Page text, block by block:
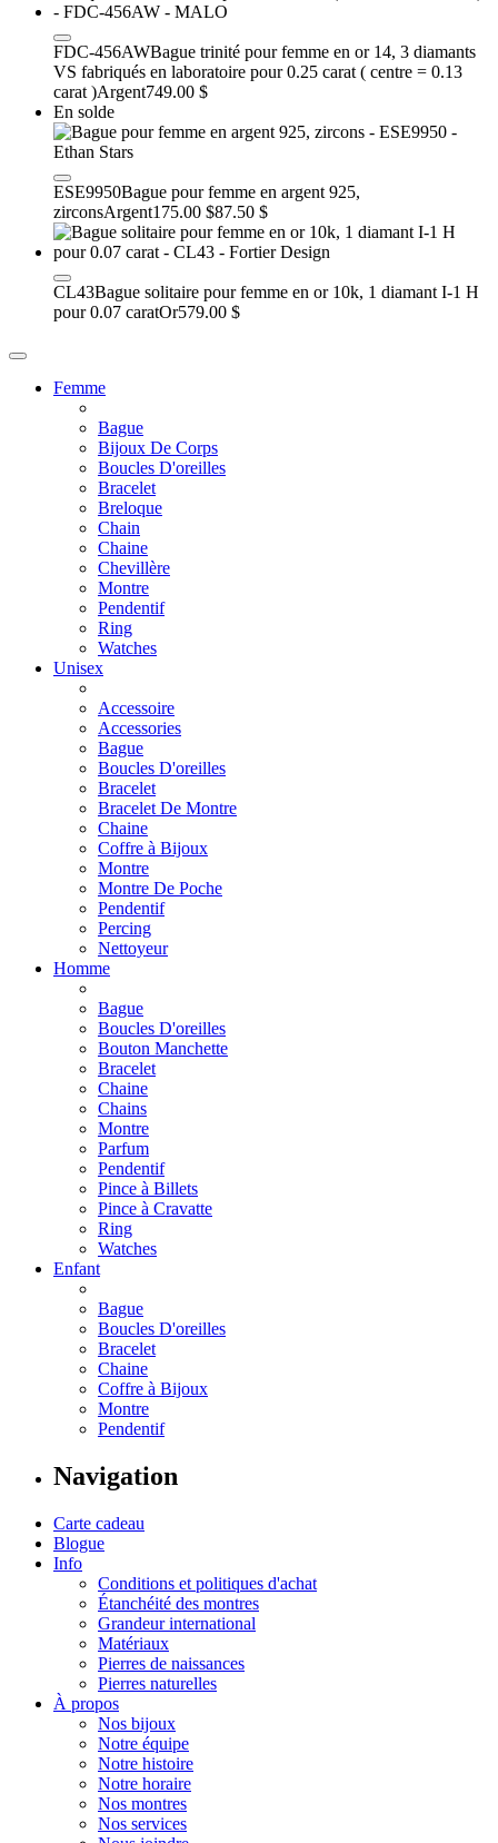
FDC-456AWBague trinité pour femme en or 14, 3 diamants
VS fabriqués en laboratoire pour 0.25 carat ( centre = 0.13
carat )Argent749.00 $
En solde
ESE9950Bague pour femme en argent 925,
zirconsArgent175.00 $87.50 $
CL43Bague solitaire pour femme en or 10k, 1 diamant I-1 H
pour 0.07 caratOr579.00 $
Femme
Bague
Bijoux De Corps
Boucles D'oreilles
Bracelet
Breloque
Chain
Chaine
Chevillère
Montre
Pendentif
Ring
Watches
Unisex
Accessoire
Accessories
Bague
Boucles D'oreilles
Bracelet
Bracelet De Montre
Chaine
Coffre à Bijoux
Montre
Montre De Poche
Pendentif
Percing
Nettoyeur
Homme
Bague
Boucles D'oreilles
Bouton Manchette
Bracelet
Chaine
Chains
Montre
Parfum
Pendentif
Pince à Billets
Pince à Cravatte
Ring
Watches
Enfant
Bague
Boucles D'oreilles
Bracelet
Chaine
Coffre à Bijoux
Montre
Pendentif
Navigation
Carte cadeau
Blogue
Info
Conditions et politiques d'achat
Étanchéité des montres
Grandeur international
Matériaux
Pierres de naissances
Pierres naturelles
À propos
Nos bijoux
Notre équipe
Notre histoire
Notre horaire
Nos montres
Nos services